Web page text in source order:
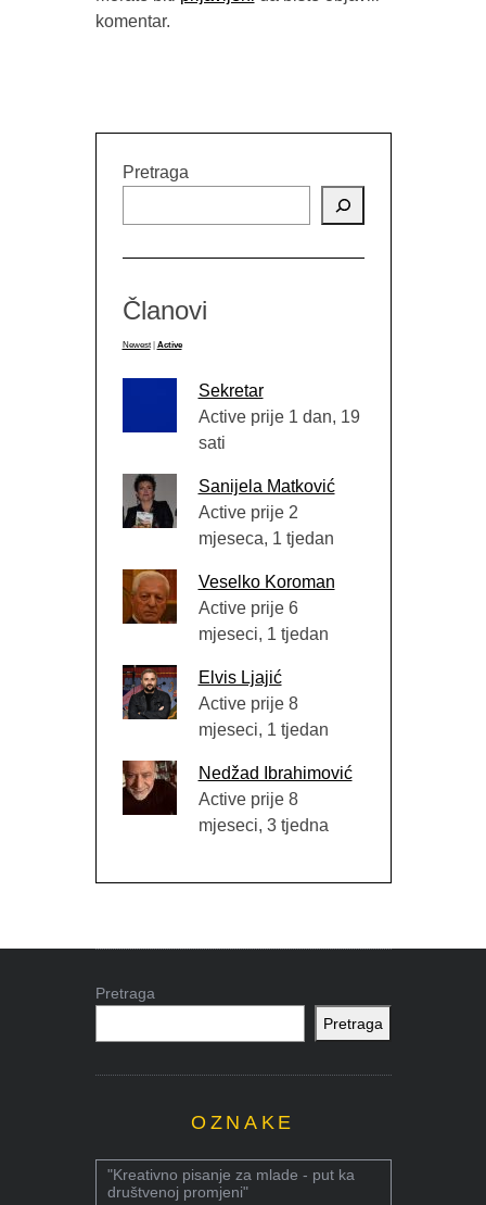
komentar.
Pretraga
Članovi
Newest Active
Sekretar
Active prije 1 dan, 19
sati
Sanijela Matković
Active prije 2
mjeseca, 1 tjedan
Veselko Koroman
Active prije 6
mjeseci, 1 tjedan
Elvis Ljajić
Active prije 8
mjeseci, 1 tjedan
Nedžad Ibrahimović
Active prije 8
mjeseci, 3 tjedna
Pretraga
Pretraga
OZNAKE
"Kreativno pisanje za mlade - put ka
društvenoj promjeni"